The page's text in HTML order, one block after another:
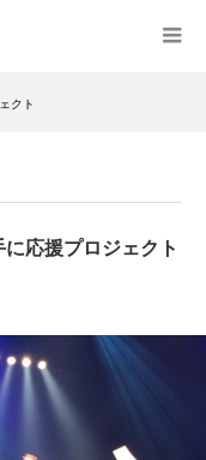
クト
応援プロジェクト